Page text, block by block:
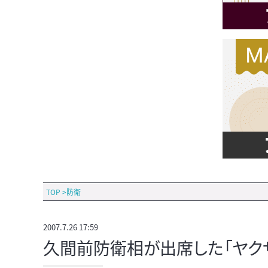
TOP >防衛
2007.7.26 17:59
久間前防衛相が出席した「ヤク